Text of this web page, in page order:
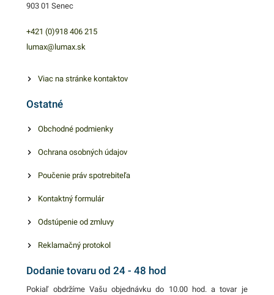
903 01 Senec
+421 (0)918 406 215
lumax@lumax.sk
Viac na stránke kontaktov
Ostatné
Obchodné podmienky
Ochrana osobných údajov
Poučenie práv spotrebiteľa
Kontaktný formulár
Odstúpenie od zmluvy
Reklamačný protokol
Dodanie tovaru od 24 - 48 hod
Pokiaľ obdržíme Vašu objednávku do 10.00 hod. a tovar je